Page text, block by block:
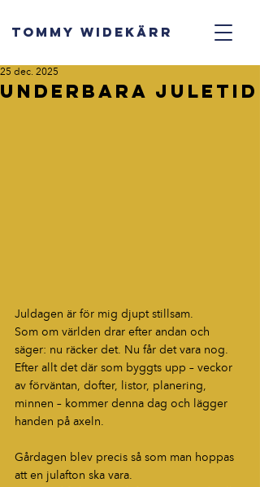
TOMMY WIDEKÄRR
Underbara juletid
25 dec. 2025
Juldagen är för mig djupt stillsam.
Som om världen drar efter andan och
säger: nu räcker det. Nu får det vara nog.
Efter allt det där som byggts upp – veckor
av förväntan, dofter, listor, planering,
minnen – kommer denna dag och lägger
handen på axeln.
Gårdagen blev precis så som man hoppas
att en julafton ska vara.